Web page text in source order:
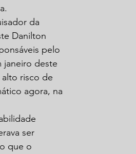
da
Danilton
pelo
janeiro deste
alto risco de
agora, na
ser
que o